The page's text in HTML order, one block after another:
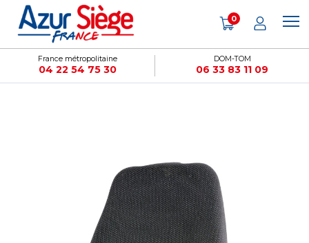
France métropolitaine
04 22 54 75 30
DOM-TOM
06 33 83 11 09
0
Panneau de gestion des cookies